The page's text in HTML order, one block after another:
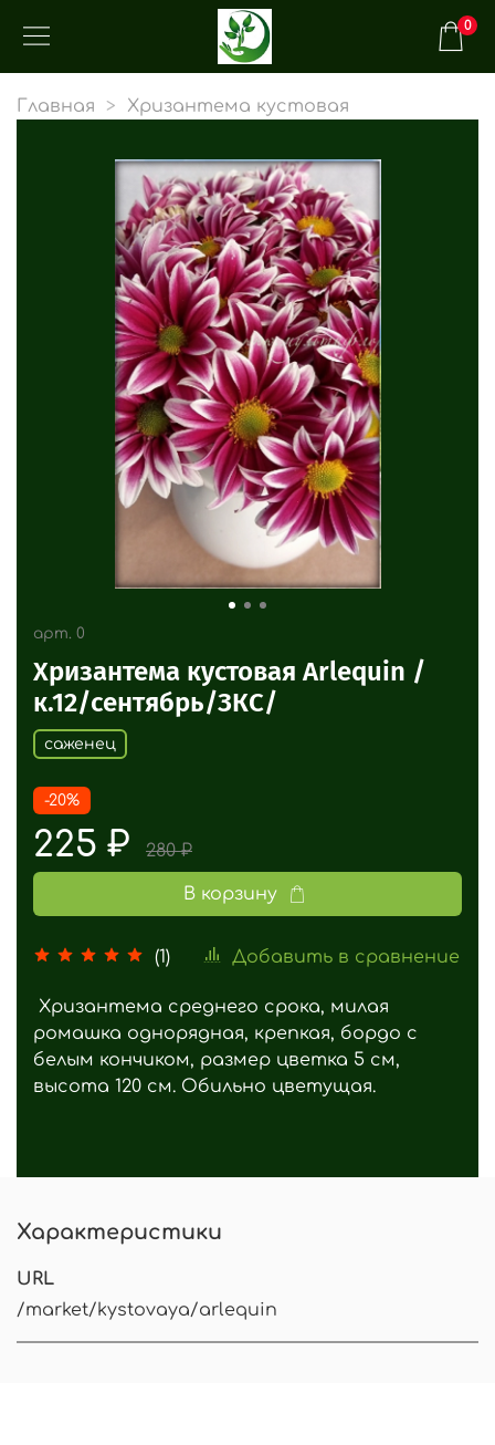
0
Главная Хризантема кустовая
арт. 0
Хризантема кустовая Arlequin /
к.12/сентябрь/ЗКС/
(1) Добавить в сравнение
саженец
-20%
225 ₽ 280 ₽
В корзину
Хризантема среднего срока, милая
ромашка однорядная, крепкая, бордо с
белым кончиком, размер цветка 5 см,
высота 120 см. Обильно цветущая.
Характеристики
URL
/market/kystovaya/arlequin